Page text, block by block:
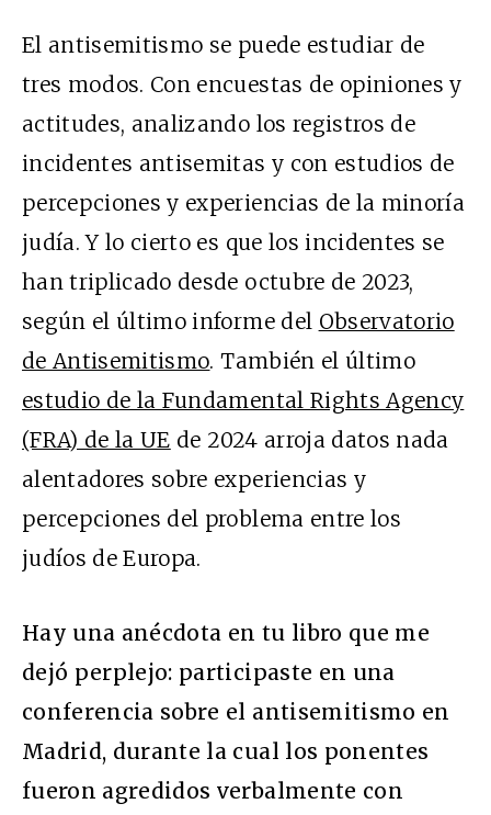
El antisemitismo se puede estudiar de
tres modos. Con encuestas de opiniones y
actitudes, analizando los registros de
incidentes antisemitas y con estudios de
percepciones y experiencias de la minoría
judía. Y lo cierto es que los incidentes se
han triplicado desde octubre de 2023,
según el último informe del Observatorio
de Antisemitismo. También el último
estudio de la Fundamental Rights Agency
(FRA) de la UE de 2024 arroja datos nada
alentadores sobre experiencias y
percepciones del problema entre los
judíos de Europa.
Hay una anécdota en tu libro que me
dejó perplejo: participaste en una
conferencia sobre el antisemitismo en
Madrid, durante la cual los ponentes
fueron agredidos verbalmente con